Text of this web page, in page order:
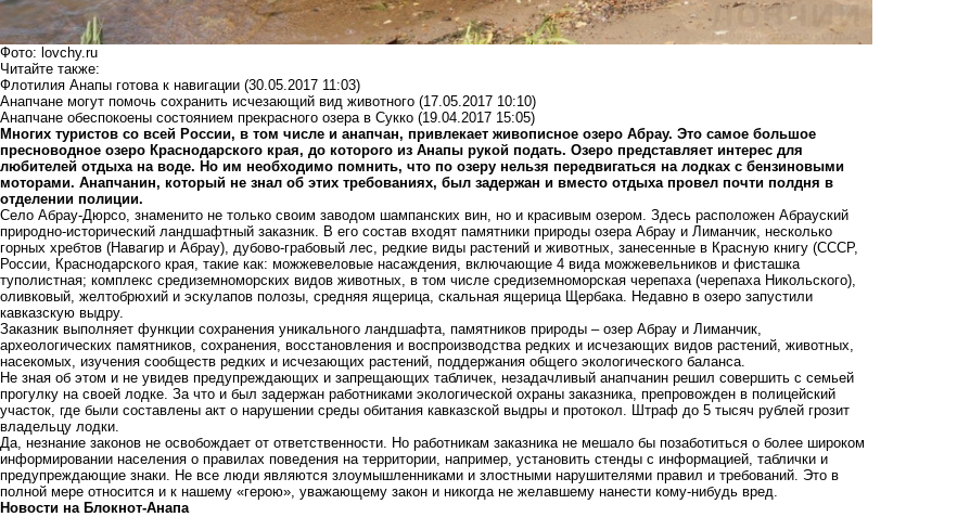
Фото: lovchy.ru
Читайте также:
Флотилия Анапы готова к навигации (30.05.2017 11:03)
Анапчане могут помочь сохранить исчезающий вид животного (17.05.2017 10:10)
Анапчане обеспокоены состоянием прекрасного озера в Сукко (19.04.2017 15:05)
Многих туристов со всей России, в том числе и анапчан, привлекает живописное озеро Абрау. Это самое большое
пресноводное озеро Краснодарского края, до которого из Анапы рукой подать. Озеро представляет интерес для
любителей отдыха на воде. Но им необходимо помнить, что по озеру нельзя передвигаться на лодках с бензиновыми
моторами. Анапчанин, который не знал об этих требованиях, был задержан и вместо отдыха провел почти полдня в
отделении полиции.
Село Абрау-Дюрсо, знаменито не только своим заводом шампанских вин, но и красивым озером. Здесь расположен Абрауский
природно-исторический ландшафтный заказник. В его состав входят памятники природы озера Абрау и Лиманчик, несколько
горных хребтов (Навагир и Абрау), дубово-грабовый лес, редкие виды растений и животных, занесенные в Красную книгу (СССР,
России, Краснодарского края, такие как: можжевеловые насаждения, включающие 4 вида можжевельников и фисташка
туполистная; комплекс средиземноморских видов животных, в том числе средиземноморская черепаха (черепаха Никольского),
оливковый, желтобрюхий и эскулапов полозы, средняя ящерица, скальная ящерица Щербака. Недавно в озеро запустили
кавказскую выдру.
Заказник выполняет функции сохранения уникального ландшафта, памятников природы – озер Абрау и Лиманчик,
археологических памятников, сохранения, восстановления и воспроизводства редких и исчезающих видов растений, животных,
насекомых, изучения сообществ редких и исчезающих растений, поддержания общего экологического баланса.
Не зная об этом и не увидев предупреждающих и запрещающих табличек, незадачливый анапчанин решил совершить с семьей
прогулку на своей лодке. За что и был задержан работниками экологической охраны заказника, препровожден в полицейский
участок, где были составлены акт о нарушении среды обитания кавказской выдры и протокол. Штраф до 5 тысяч рублей грозит
владельцу лодки.
Да, незнание законов не освобождает от ответственности. Но работникам заказника не мешало бы позаботиться о более широком
информировании населения о правилах поведения на территории, например, установить стенды с информацией, таблички и
предупреждающие знаки. Не все люди являются злоумышленниками и злостными нарушителями правил и требований. Это в
полной мере относится и к нашему «герою», уважающему закон и никогда не желавшему нанести кому-нибудь вред.
Новости на Блoкнoт-Анапа